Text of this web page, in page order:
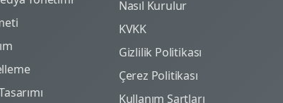
Nasıl Kurulur
KVKK
Gizlilik Politikası
Çerez Politikası
Kullanım Şartları